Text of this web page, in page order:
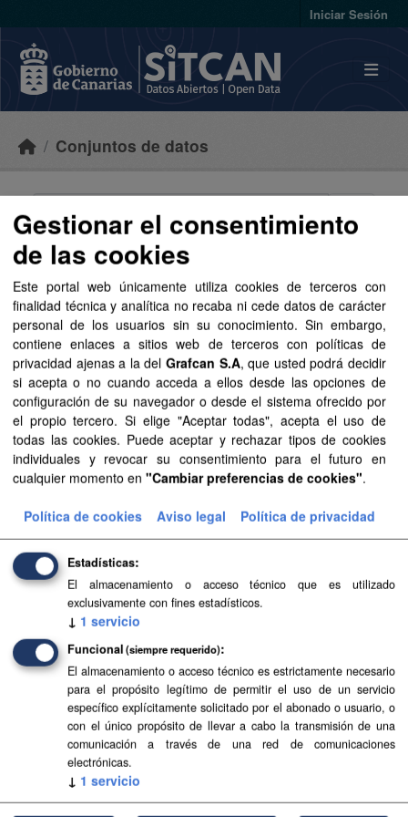
Iniciar Sesión
Conjuntos de datos
Ordenar por
2 conjuntos de datos
encontrados
Etiquetas: unidades administrativas
Grupos:
Sector público
Formatos:
SHP
Filtrar Resultados
Aguas canarias
Delimitación de las aguas canarias según la Ley 44/2010,
de 30 de diciembre. Esta delimitación está compuesta por
líneas de base recta que unen extremos de islas o islotes.
Líneas de base recta
Líneas de base recta de Canarias según el Real Decreto
2510/1977, de 5 de agosto, sobre trazado de líneas de
base rectas en desarrollo de la Ley 20/1967, de 6 de abril,
sobre...
Gestionar el consentimiento
de las cookies
Este portal web únicamente utiliza cookies de terceros con
finalidad técnica y analítica no recaba ni cede datos de carácter
personal de los usuarios sin su conocimiento. Sin embargo,
contiene enlaces a sitios web de terceros con políticas de
privacidad ajenas a la del Grafcan S.A, que usted podrá decidir
si acepta o no cuando acceda a ellos desde las opciones de
configuración de su navegador o desde el sistema ofrecido por
el propio tercero. Si elige "Aceptar todas", acepta el uso de
todas las cookies. Puede aceptar y rechazar tipos de cookies
individuales y revocar su consentimiento para el futuro en
cualquier momento en "Cambiar preferencias de cookies".
Política de cookies Aviso legal Política de privacidad
Estadísticas
El almacenamiento o acceso técnico que es utilizado
exclusivamente con fines estadísticos.
↓ 1 servicio
Funcional (siempre requerido)
El almacenamiento o acceso técnico es estrictamente necesario
para el propósito legítimo de permitir el uso de un servicio
específico explícitamente solicitado por el abonado o usuario, o
con el único propósito de llevar a cabo la transmisión de una
comunicación a través de una red de comunicaciones
electrónicas.
↓ 1 servicio